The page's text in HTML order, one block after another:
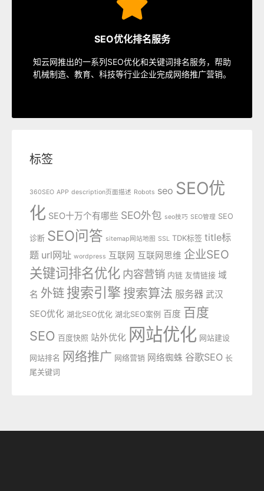
SEO优化排名服务
知云网推出的一系列SEO优化和关键词排名服务，帮助
机械制造、教育、科技等行业企业完成网络推广营销。
SEO服务中心
速排名等多种服务，从容应对各种优化需求。
SEO服务
标签
360SEO APP description页面描述 Robots seo SEO优
化 SEO十万个有哪些 SEO外包 seo技巧 SEO管理 SEO
诊断 SEO问答 sitemap网站地图 SSL TDK标签 title标
题 url网址 wordpress 互联网 互联网思维 企业SEO
关键词排名优化 内容营销 内链 友情链接 域
名 外链 搜索引擎 搜索算法 服务器 武汉
SEO优化 湖北SEO优化 湖北SEO案例 百度 百度
SEO 百度快照 站外优化 网站优化 网站建设
网站排名 网络推广 网络营销 网络蜘蛛 谷歌SEO 长
尾关键词